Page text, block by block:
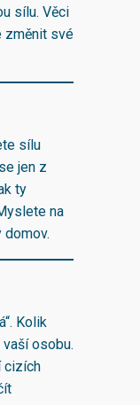
sílu. Věci
změnit své
sílu
jen z
ty
na
Kolik
osobu.
cizích